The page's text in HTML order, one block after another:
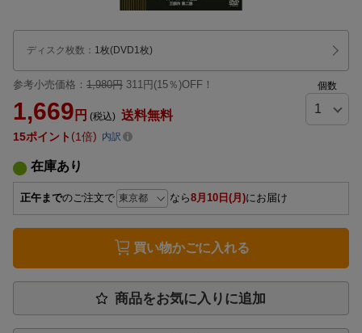
ディスク枚数 ： 1枚(DVD1枚)
参考小売価格： 1,980円 311円(15％)OFF！
1,669 円 (税込) 送料無料
個数
15ポイント 1倍 内訳
在庫あり
正午までのご注文で なら8月10日(月)にお届け
買い物かごに入れる
商品をお気に入りに追加